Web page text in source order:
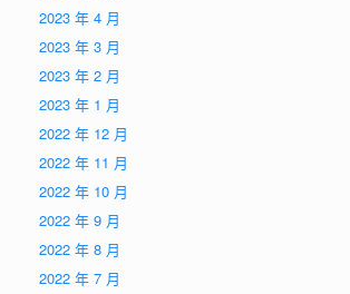
2023 年 4 月
2023 年 3 月
2023 年 2 月
2023 年 1 月
2022 年 12 月
2022 年 11 月
2022 年 10 月
2022 年 9 月
2022 年 8 月
2022 年 7 月